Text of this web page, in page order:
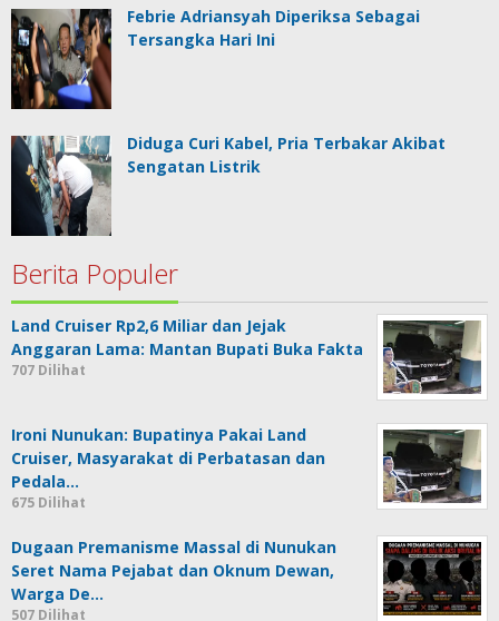
Febrie Adriansyah Diperiksa Sebagai
Tersangka Hari Ini
Diduga Curi Kabel, Pria Terbakar Akibat
Sengatan Listrik
Berita Populer
Land Cruiser Rp2,6 Miliar dan Jejak
Anggaran Lama: Mantan Bupati Buka Fakta
707 Dilihat
Ironi Nunukan: Bupatinya Pakai Land
Cruiser, Masyarakat di Perbatasan dan
Pedala…
675 Dilihat
Dugaan Premanisme Massal di Nunukan
Seret Nama Pejabat dan Oknum Dewan,
Warga De…
507 Dilihat